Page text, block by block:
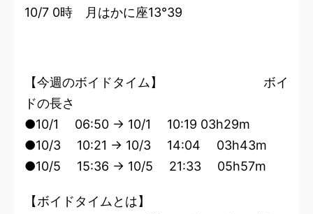
10/7 0時 月はかに座13°39
【今週のボイドタイム】 ボイ
ドの長さ
●10/1 06:50 → 10/1 10:19 03h29m
●10/3 10:21 → 10/3 14:04 03h43m
●10/5 15:36 → 10/5 21:33 05h57m
【ボイドタイムとは】